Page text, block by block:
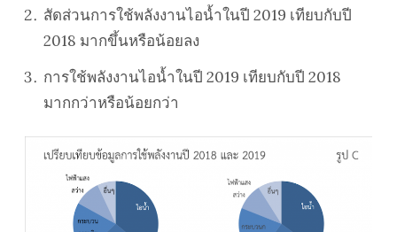
สัดส่วนการใช้พลังงานไอน้ำในปี 2019 เทียบกับปี
2018 มากขึ้นหรือน้อยลง
การใช้พลังงานไอน้ำในปี 2019 เทียบกับปี 2018
มากกว่าหรือน้อยกว่า